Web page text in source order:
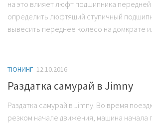
на это влияет люфт подшипника передней
определить люфтящий ступичный
вывесить переднее колесо на домкрате
ТЮНИНГ 12.10.2016
Раздатка самурай в Jimny
Раздатка самурай в Jimny. Во время
резком начале движения, машина начала